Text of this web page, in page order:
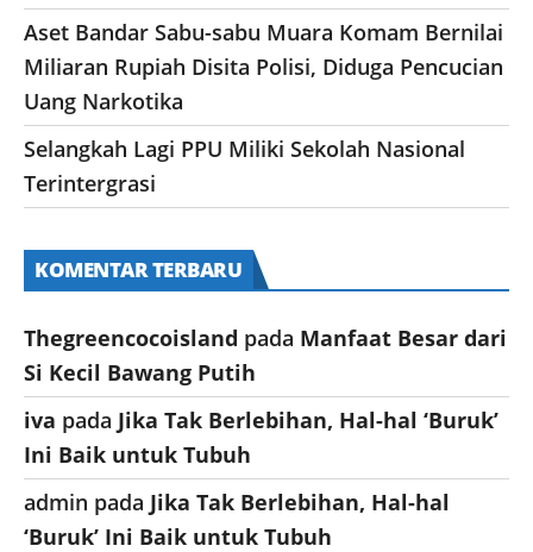
Aset Bandar Sabu-sabu Muara Komam Bernilai
Miliaran Rupiah Disita Polisi, Diduga Pencucian
Uang Narkotika
Selangkah Lagi PPU Miliki Sekolah Nasional
Terintergrasi
KOMENTAR TERBARU
Thegreencocoisland pada Manfaat Besar dari
Si Kecil Bawang Putih
iva pada Jika Tak Berlebihan, Hal-hal ‘Buruk’
Ini Baik untuk Tubuh
admin pada Jika Tak Berlebihan, Hal-hal
‘Buruk’ Ini Baik untuk Tubuh